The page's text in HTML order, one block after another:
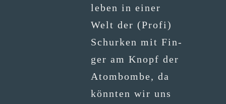
leben in einer
Welt der (Pro­fi)
Schur­ken mit Fin­
ger am Knopf der
Atom­bom­be, da
könn­ten wir uns